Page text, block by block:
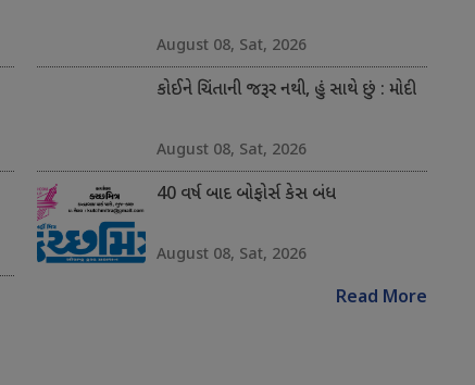
August 08, Sat, 2026
કોઈને ચિંતાની જરૂર નથી, હું સાથે છું : મોદી
August 08, Sat, 2026
40 વર્ષ બાદ બોફોર્સ કેસ બંધ
August 08, Sat, 2026
Read More